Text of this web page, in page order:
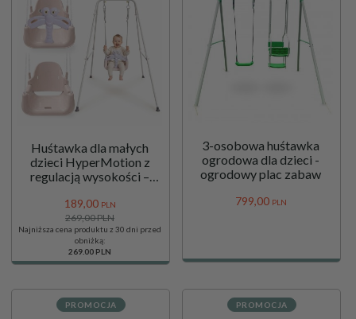
Huśtawka dla małych
dzieci HyperMotion z
regulacją wysokości –
do domu i ogrodu
189,00 PLN
269,00 PLN
Najniższa cena produktu z 30 dni przed
obniżką:
269.00 PLN
3-osobowa huśtawka
ogrodowa dla dzieci -
ogrodowy plac zabaw
799,00 PLN
PROMOCJA PROMOCJA